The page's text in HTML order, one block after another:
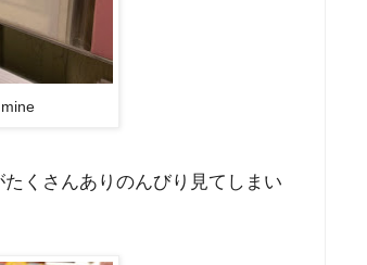
くさんありのんびり見てしまい